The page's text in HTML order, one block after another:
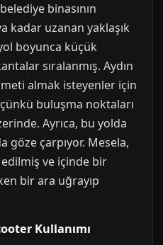
binasının
kadar uzanan yaklaşık
boyunca küçük
sıralanmış. Aydın
almak isteyenler için
buluşma noktaları
Ayrıca, bu yolda
göze çarpıyor. Mesela,
ve içinde bir
bir ara uğrayıp
Kullanımı